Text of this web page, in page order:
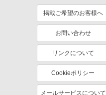
掲載ご希望のお客様へ
お問い合わせ
リンクについて
Cookieポリシー
メールサービスについて